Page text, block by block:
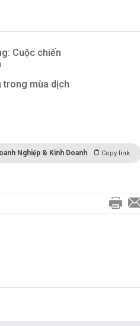
Cuộc chiến
trong mùa dịch
Nghiệp & Kinh Doanh Copy link